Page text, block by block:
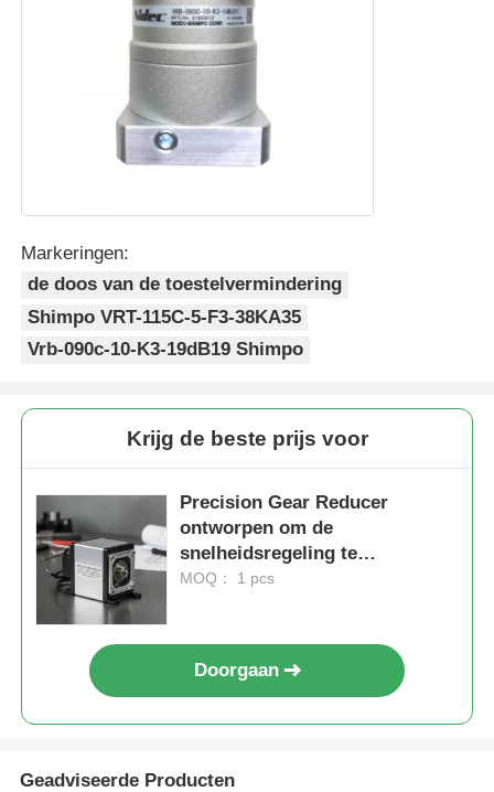
Markeringen:
de doos van de toestelvermindering
Shimpo VRT-115C-5-F3-38KA35
Vrb-090c-10-K3-19dB19 Shimpo
Krijg de beste prijs voor
Precision Gear Reducer
ontworpen om de
snelheidsregeling te
optimaliseren en consistente
MOQ： 1 pcs
Doorgaan
Geadviseerde Producten